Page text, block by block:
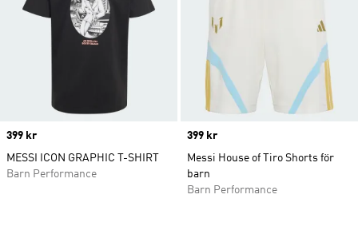
Price
399 kr
MESSI ICON GRAPHIC T-SHIRT
Barn Performance
Price
399 kr
Messi House of Tiro Shorts för
barn
Barn Performance